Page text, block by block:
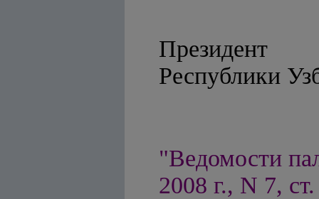
Президент
"Ведомости
2008 г., N 7,